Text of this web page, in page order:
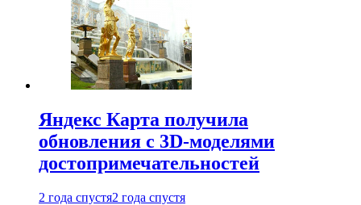
Яндекс Карта получила
обновления с 3D-моделями
достопримечательностей
2 года спустя2 года спустя